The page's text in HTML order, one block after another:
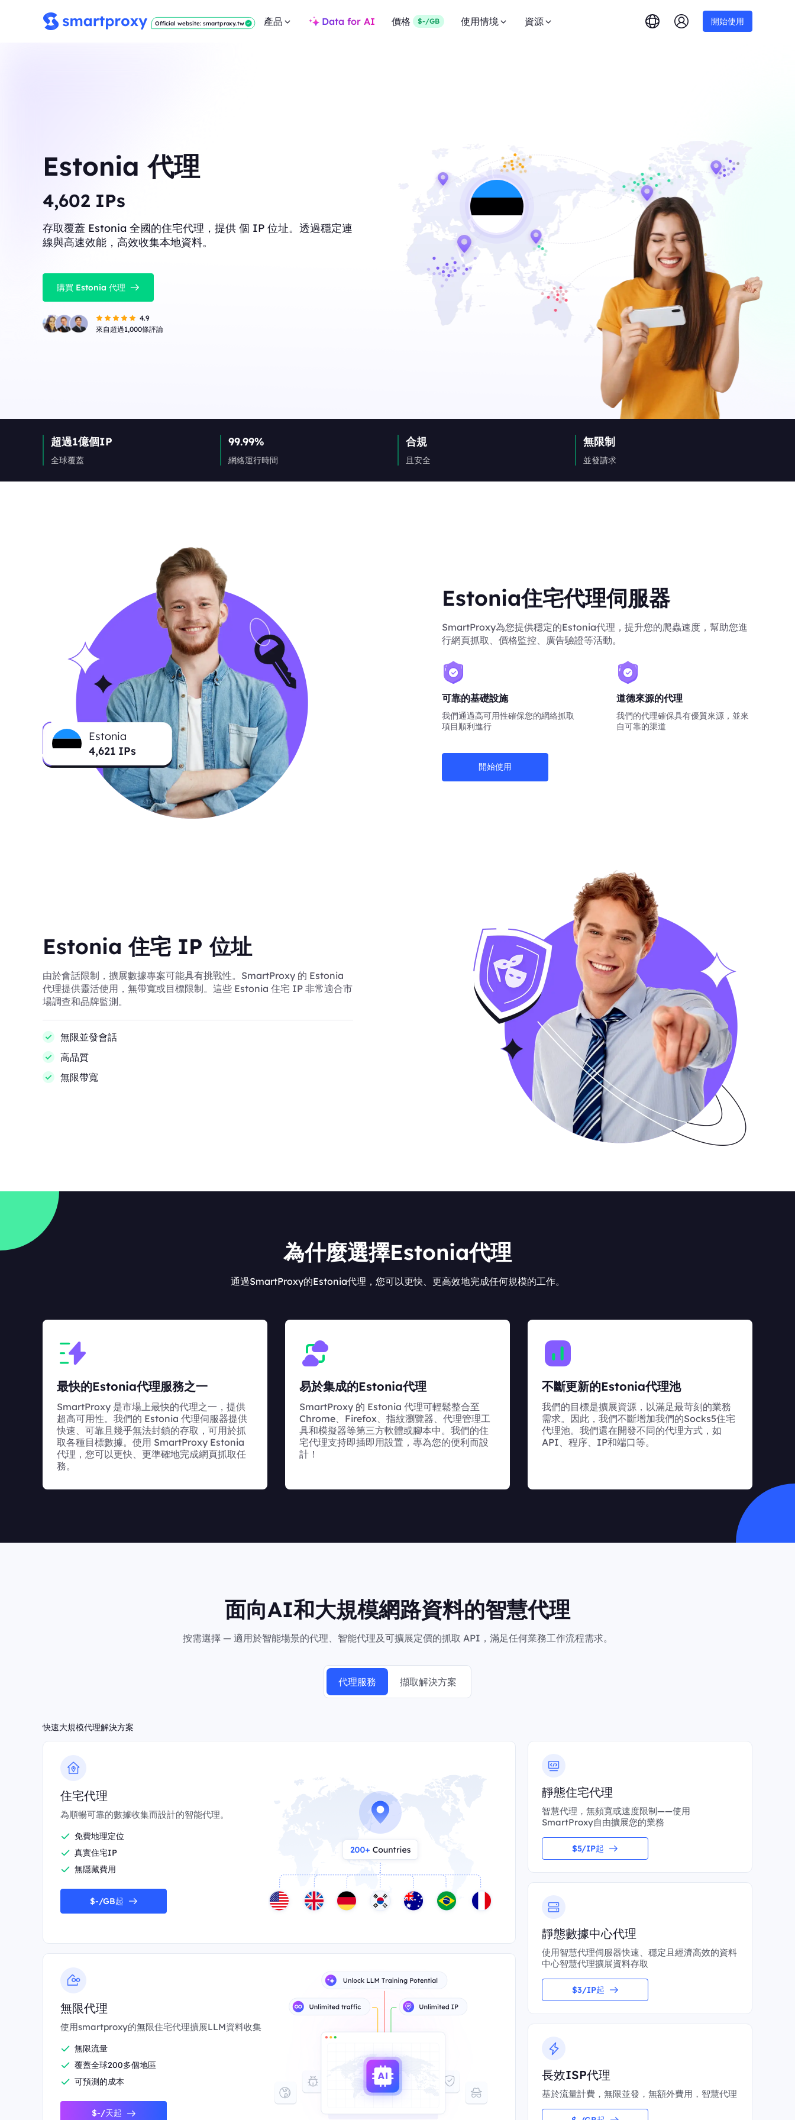
Official website: smartproxy.tw 產品 Data for AI 價格 $-/GB 使用情境 資源 開始使用
Estonia 代理
4,621IPs
存取覆蓋 Estonia 全國的住宅代理，提供 個 IP 位址。透過穩定連
線與高速效能，高效收集本地資料。
購買 Estonia 代理
4.9
來自超過1,000條評論
超過1億個IP
全球覆蓋
99.99%
網絡運行時間
合規
且安全
無限制
並發請求
Estonia
4,621 IPs
Estonia住宅代理伺服器
SmartProxy為您提供穩定的Estonia代理，提升您的爬蟲速度，幫助您進
行網頁抓取、價格監控、廣告驗證等活動。
可靠的基礎設施
我們通過高可用性確保您的網絡抓取
項目順利進行
道德來源的代理
我們的代理確保具有優質來源，並來
自可靠的渠道
開始使用
Estonia 住宅 IP 位址
由於會話限制，擴展數據專案可能具有挑戰性。SmartProxy 的 Estonia
代理提供靈活使用，無帶寬或目標限制。這些 Estonia 住宅 IP 非常適合市
場調查和品牌監測。
無限並發會話
高品質
無限帶寬
為什麼選擇Estonia代理
通過SmartProxy的Estonia代理，您可以更快、更高效地完成任何規模的工作。
最快的Estonia代理服務之一
SmartProxy 是市場上最快的代理之一，提供
超高可用性。我們的 Estonia 代理伺服器提供
快速、可靠且幾乎無法封鎖的存取，可用於抓
取各種目標數據。使用 SmartProxy Estonia
代理，您可以更快、更準確地完成網頁抓取任
務。
易於集成的Estonia代理
SmartProxy 的 Estonia 代理可輕鬆整合至
Chrome、Firefox、指紋瀏覽器、代理管理工
具和模擬器等第三方軟體或腳本中。我們的住
宅代理支持即插即用設置，專為您的便利而設
計！
不斷更新的Estonia代理池
我們的目標是擴展資源，以滿足最苛刻的業務
需求。因此，我們不斷增加我們的Socks5住宅
代理池。我們還在開發不同的代理方式，如
API、程序、IP和端口等。
面向AI和大規模網路資料的智慧代理
按需選擇 — 適用於智能場景的代理、智能代理及可擴展定價的抓取 API，滿足任何業務工作流程需求。
代理服務 擷取解決方案
快速大規模代理解決方案
住宅代理
為順暢可靠的數據收集而設計的智能代理。
免費地理定位
真實住宅IP
無隱藏費用
$-/GB起
無限代理
使用smartproxy的無限住宅代理擴展LLM資料收集
無限流量
覆蓋全球200多個地區
可預測的成本
$-/天起
靜態住宅代理
智慧代理，無頻寬或速度限制——使用
SmartProxy自由擴展您的業務
$5/IP起
靜態數據中心代理
使用智慧代理伺服器快速、穩定且經濟高效的資料
中心智慧代理擴展資料存取
$3/IP起
長效ISP代理
基於流量計費，無限並發，無額外費用，智慧代理